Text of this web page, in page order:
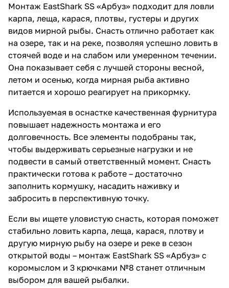
Монтаж EastShark SS «Арбуз» подходит для ловли
карпа, леща, карася, плотвы, густеры и других
видов мирной рыбы. Снасть отлично работает как
на озере, так и на реке, позволяя успешно ловить в
стоячей воде и на слабом или умеренном течении.
Она показывает себя с лучшей стороны весной,
летом и осенью, когда мирная рыба активно
питается и хорошо реагирует на прикормку.
Используемая в оснастке качественная фурнитура
повышает надежность монтажа и его
долговечность. Все элементы подобраны так,
чтобы выдерживать серьезные нагрузки и не
подвести в самый ответственный момент. Снасть
практически готова к работе – достаточно
заполнить кормушку, насадить наживку и
забросить в перспективную точку.
Если вы ищете уловистую снасть, которая поможет
стабильно ловить карпа, леща, карася, плотву и
другую мирную рыбу на озере и реке в сезон
открытой воды – монтаж EastShark SS «Арбуз» с
коромыслом и 3 крючками №8 станет отличным
выбором для вашей рыбалки.